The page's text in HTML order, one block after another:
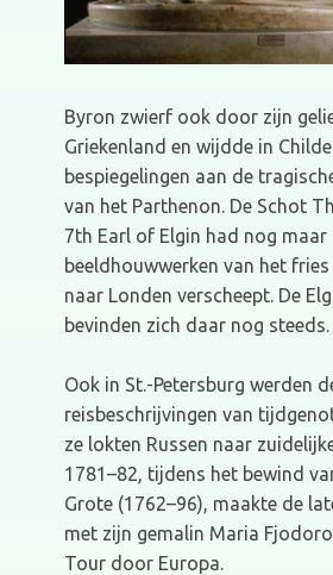
Byron zwierf ook door zijn
Griekenland en wijdde in
bespiegelingen aan de
van het Parthenon. De Schot
7th Earl of Elgin had nog
beeldhouwwerken van het
naar Londen verscheept. De
bevinden zich daar nog steeds.
Ook in St.-Petersburg werden
reisbeschrijvingen van
ze lokten Russen naar
1781–82, tijdens het bewind
Grote (1762–96), maakte de
met zijn gemalin Maria
Tour door Europa.